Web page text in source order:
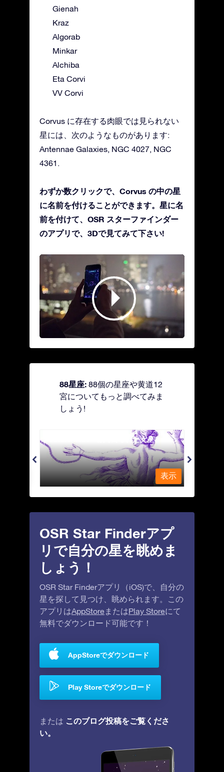
Gienah
Kraz
Algorab
Minkar
Alchiba
Eta Corvi
VV Corvi
Corvus に存在する肉眼では見られない
星には、次のようなものがあります:
Antennae Galaxies, NGC 4027, NGC
4361.
わずか数クリックで、Corvus の中の星
に名前を付けることができます。星に名
前を付けて、OSR スターファインダー
のアプリで、3Dで見てみて下さい!
88星座: 88個の星座や黄道12
宮についてもっと調べてみま
しょう!
Andromeda - 鎖で縛られた女座
表示
OSR Star Finderアプ
リで自分の星を眺めま
しょう！
OSR Star Finderアプリ（iOS)で、自分の
星を探して見つけ、眺められます。この
アプリはAppStore またはPlay Storeにて
無料でダウンロード可能です！
AppStoreでダウンロード
Play Storeでダウンロード
または このブログ投稿をご覧くださ
い。